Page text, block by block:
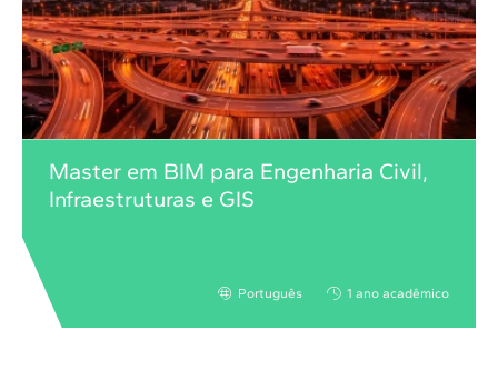
Master em BIM para Engenharia Civil,
Infraestruturas e GIS
Português 1 ano acadêmico